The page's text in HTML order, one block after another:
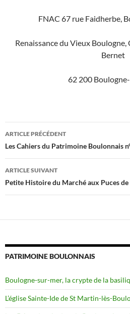
FNAC 67 rue Faidherbe,
Renaissance du Vieux
Bernet
62 200
Navigation
des
articles
ARTICLE PRÉCÉDENT
Les Cahiers du Patrimoine Boulonnais
ARTICLE SUIVANT
Petite Histoire du Marché aux Puces
PATRIMOINE BOULONNAIS
Boulogne-sur-mer, la crypte de la
L’église Sainte-Ide de St Martin-lès-